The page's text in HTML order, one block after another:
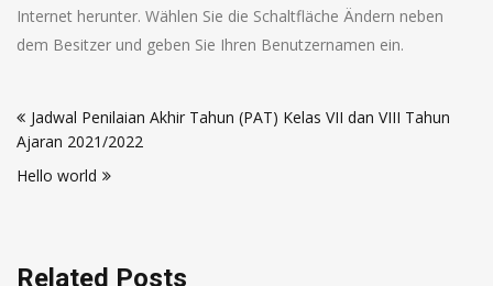
Internet herunter. Wählen Sie die Schaltfläche Ändern neben
dem Besitzer und geben Sie Ihren Benutzernamen ein.
Jadwal Penilaian Akhir Tahun (PAT) Kelas VII dan VIII Tahun
Ajaran 2021/2022
Hello world
Related Posts